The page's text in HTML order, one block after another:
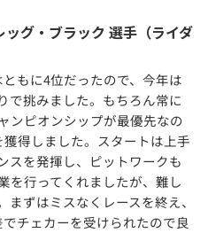
グ・ブラック 選手（ライダ
もに4位だったので、今年は
で挑みました。もちろん常に
ンピオンシップが最優先なの
得しました。スタートは上手
スを発揮し、ピットワークも
を行ってくれましたが、難し
ずはミスなくレースを終え、
チェカーを受けられたので良